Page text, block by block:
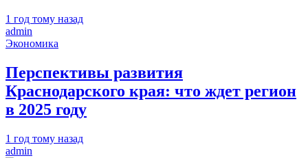
1 год тому назад
admin
Экономика
Перспективы развития
Краснодарского края: что ждет регион
в 2025 году
1 год тому назад
admin